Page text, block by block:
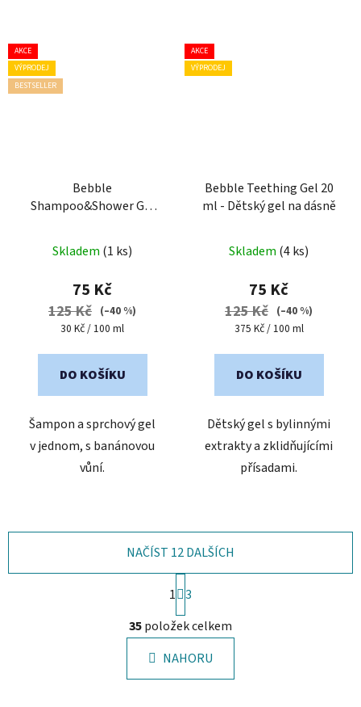
AKCE
VÝPRODEJ
BESTSELLER
Bebble
Shampoo&Shower Gel
a sprchový gel Banán
Skladem (1 ks)
75 Kč
125 Kč (–40 %)
Měrná
30 Kč / 100 ml
DO KOŠÍKU
Šampon a sprchový gel
v jednom, s banánovou
vůní.
AKCE
VÝPRODEJ
Bebble Teething Gel 20
ml - Dětský gel na dásně
Skladem (4 ks)
75 Kč
125 Kč (–40 %)
Měrná
375 Kč / 100 ml
DO KOŠÍKU
Dětský gel s bylinnými
extrakty a zklidňujícími
přísadami.
O
v
l
á
d
NAČÍST 12 DALŠÍCH
S
t
r
á
n
k
1 3
35položek celkem
NAHORU